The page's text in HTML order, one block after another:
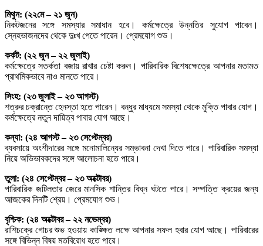
মিথুন: (২২মে – ২১ জুন)
নিকটজনের সঙ্গে সমস্যার সমাধান হবে। কর্মক্ষেত্রে উন্নতির সুযোগ পাবেন।
স্নেহভাজনদের থেকে দুঃখ পেতে পারেন। প্রেমযোগ শুভ।
কর্কট: (২২ জুন – ২২ জুলাই)
কর্মক্ষেত্রে সতর্কতা বজায় রাখার চেষ্টা করুন। পারিবারিক বিশেষক্ষেত্রে আপনার মতামত
প্রাথমিকভাবে নাও মানতে পারে।
সিংহ: (২৩ জুলাই – ২৩ আগস্ট)
শত্রুর চক্রান্তে হেনস্তা হতে পারেন। বন্ধুর মাধ্যমে সমস্যা থেকে মুক্তি পাবার যোগ।
কর্মক্ষেত্রে নতুন দায়িত্ব পাবার যোগ আছে।
কন্যা: (২৪ আগস্ট – ২৩ সেপ্টেম্বর)
ব্যবসায়ে অংশীদারের সঙ্গে মনোমালিন্যের সম্ভাবনা দেখা দিতে পারে। পারিবারিক সমস্যা
নিয়ে অভিভাবকদের সঙ্গে আলোচনা হতে পারে।
তুলা: (২৪ সেপ্টেম্বর – ২৩ অক্টোবর)
পারিবারিক জটিলতার জেরে মানসিক শান্তির বিঘ্ন ঘটতে পারে। সম্পত্তি ক্রয়ের জন্য
আজকের দিনটি শ্রেয়। প্রেমযোগ শুভ।
বৃশ্চিক: (২৪ অক্টোবর – ২২ নভেম্বর)
রাশিচক্রে গোচর শুভ হওয়ায় কাঙ্ক্ষিত লক্ষে আপনার সফল হবার যোগ আছে। পারিবারের
সঙ্গে বিভিন্ন বিষয় মতবিরোধ হতে পারে।